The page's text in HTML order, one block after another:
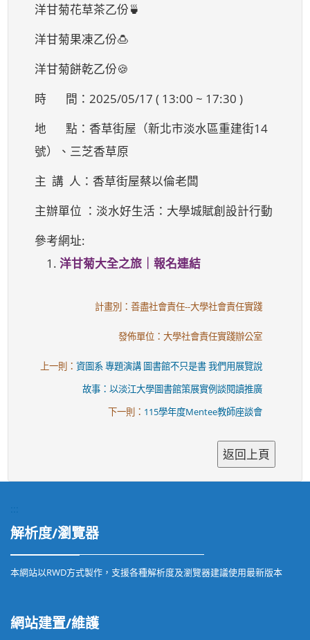
洋甘菊花草茶乙份🍵
洋甘菊果凍乙份🍮
洋甘菊餅乾乙份🍪
時 間：2025/05/17 ( 13:00 ~ 17:30 )
地 點：香草街屋（新北市淡水區重建街14
號）、三芝香草原
主 講 人：香草街屋蔡以倫老闆
主辦單位 ：淡水好生活：大學城賦創設計行動
參考網址:
1.洋甘菊大全之旅｜報名連結
計畫別：善盡社會責任--大學社會責任實踐
發佈單位：大學社會責任實踐辦公室
上一則：資圖系 專題演講 圖書館不只是書 我們用展覽說
故事：以淡江大學圖書館策展實例談閱讀推廣
下一則： 115學年度Mentee教師座談會
解析度/瀏覽器
本網站以RWD方式製作，支援各種解析度及瀏覽器建議使用最新版本
網站建置/維護